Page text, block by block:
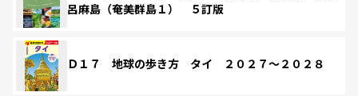
呂麻島（奄美群島１） ５訂版
Ｄ１７ 地球の歩き方 タイ ２０２７～２０２８